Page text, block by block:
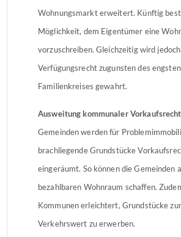
Wohnungsmarkt erweitert. Künftig
Möglichkeit, dem Eigentümer eine
vorzuschreiben. Gleichzeitig wird
Verfügungsrecht zugunsten des engsten
Familienkreises gewahrt.
Ausweitung kommunaler
Gemeinden werden für
brachliegende Grundstücke
eingeräumt. So können die Gemeinden
bezahlbaren Wohnraum schaffen.
Kommunen erleichtert, Grundstücke
Verkehrswert zu erwerben.